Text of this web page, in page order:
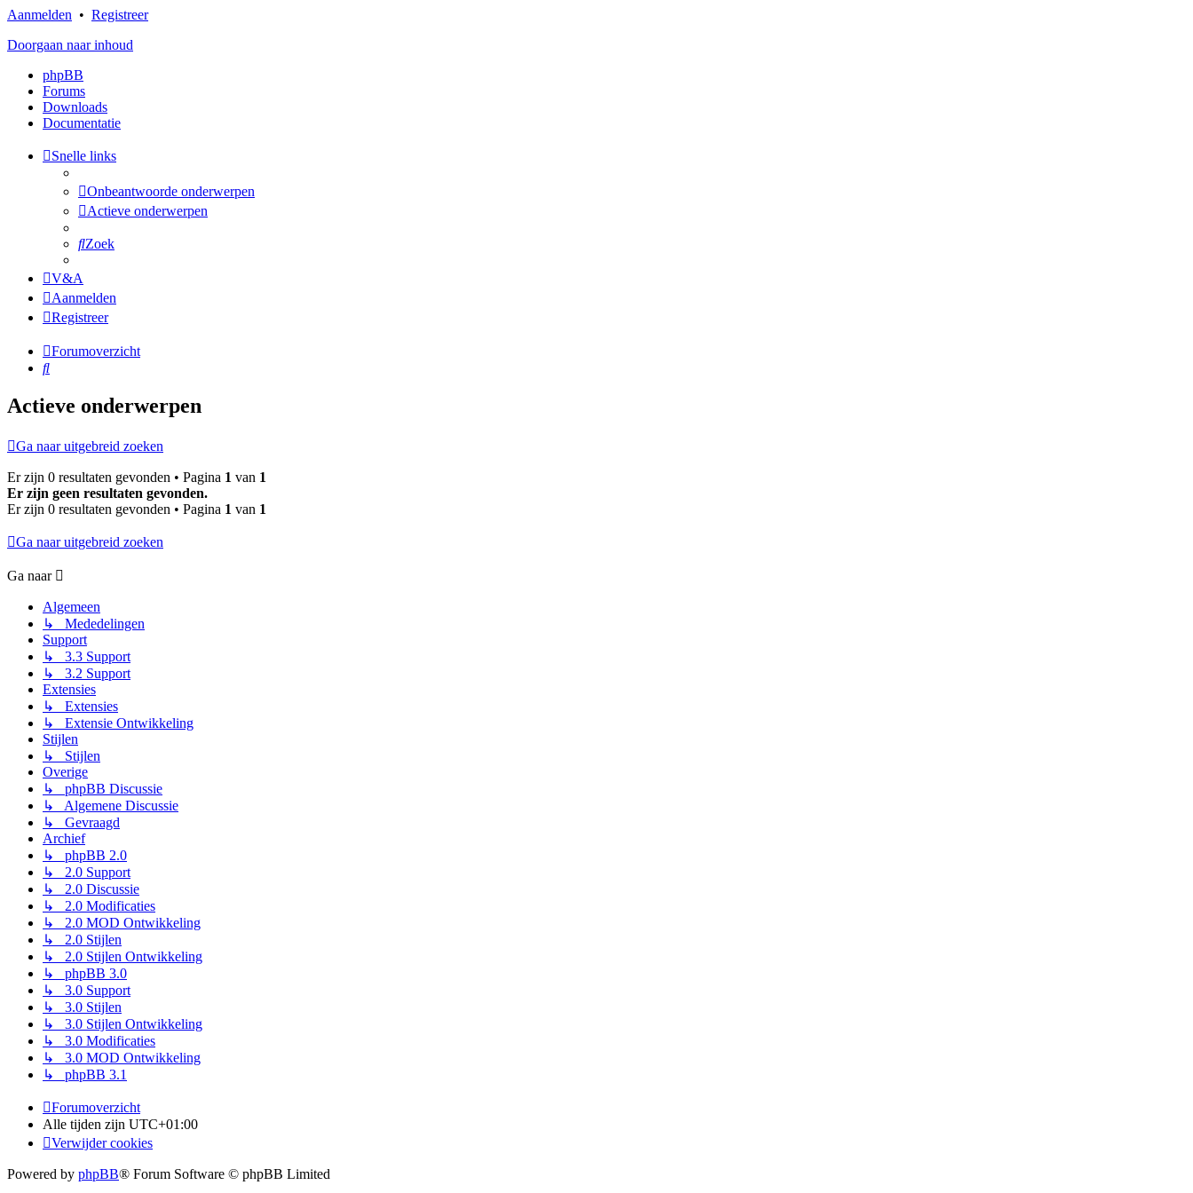
Aanmelden • Registreer
Doorgaan naar inhoud
phpBB
Forums
Downloads
Documentatie
Snelle links
Onbeantwoorde onderwerpen
Actieve onderwerpen
Zoek
V&A
Aanmelden
Registreer
Forumoverzicht
Zoek
Actieve onderwerpen
Ga naar uitgebreid zoeken
Er zijn 0 resultaten gevonden • Pagina 1 van 1
Er zijn geen resultaten gevonden.
Er zijn 0 resultaten gevonden • Pagina 1 van 1
Ga naar uitgebreid zoeken
Ga naar
Algemeen
↳ Mededelingen
Support
↳ 3.3 Support
↳ 3.2 Support
Extensies
↳ Extensies
↳ Extensie Ontwikkeling
Stijlen
↳ Stijlen
Overige
↳ phpBB Discussie
↳ Algemene Discussie
↳ Gevraagd
Archief
↳ phpBB 2.0
↳ 2.0 Support
↳ 2.0 Discussie
↳ 2.0 Modificaties
↳ 2.0 MOD Ontwikkeling
↳ 2.0 Stijlen
↳ 2.0 Stijlen Ontwikkeling
↳ phpBB 3.0
↳ 3.0 Support
↳ 3.0 Stijlen
↳ 3.0 Stijlen Ontwikkeling
↳ 3.0 Modificaties
↳ 3.0 MOD Ontwikkeling
↳ phpBB 3.1
Forumoverzicht
Alle tijden zijn UTC+01:00
Verwijder cookies
Powered by phpBB® Forum Software © phpBB Limited